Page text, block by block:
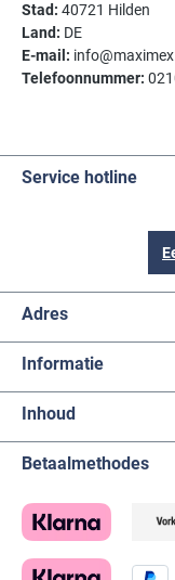
Stad: 40721 Hilden
Land: DE
E-mail:
Telefoonnummer:
Service hotline
Adres
Informatie
Inhoud
Betaalmethodes